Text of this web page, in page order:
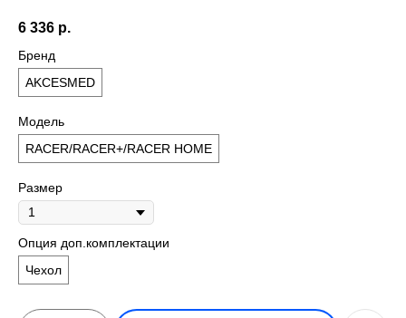
6 336 р.
Бренд
AKCESMED
Модель
RACER/RACER+/RACER HOME
Размер
Опция доп.комплектации
Чехол